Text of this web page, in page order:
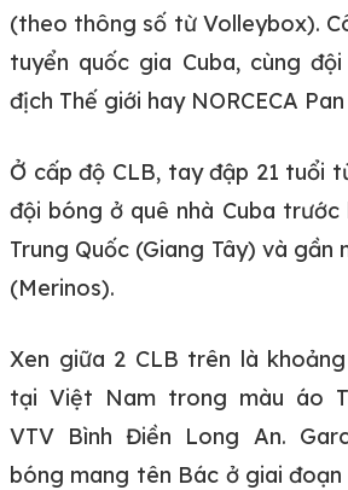
(theo thông số từ Volleybox).
tuyển quốc gia Cuba, cùng
địch Thế giới hay NORCECA
Ở cấp độ CLB, tay đập 21 tuổi
đội bóng ở quê nhà Cuba
Trung Quốc (Giang Tây) và gần
(Merinos).
Xen giữa 2 CLB trên là
tại Việt Nam trong màu áo
VTV Bình Điền Long An.
bóng mang tên Bác ở giai đoạn